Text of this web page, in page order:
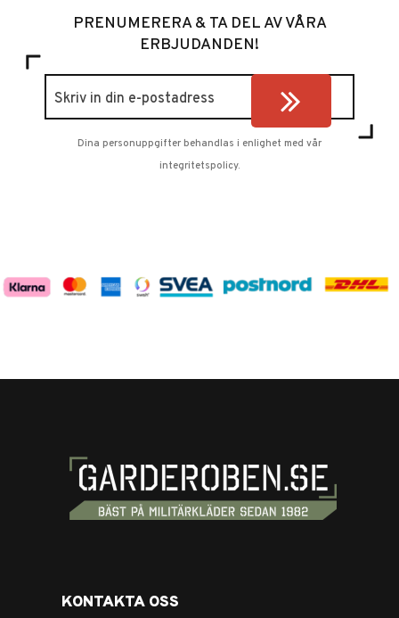
PRENUMERERA & TA DEL AV VÅRA
ERBJUDANDEN!
Dina personuppgifter behandlas i enlighet med vår
integritetspolicy.
KONTAKTA OSS